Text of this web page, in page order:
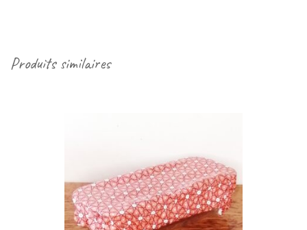
Produits similaires